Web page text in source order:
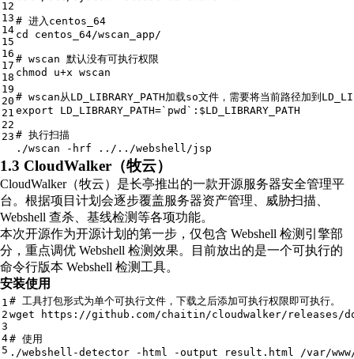
12
13
14
15
16
17
18
19
20
21
22
23
# 进入centos_64
cd centos_64/wscan_app/
# wscan 默认没有可执行权限
chmod u+x wscan
# wscan从LD_LIBRARY_PATH加载so文件，需要将当前路径加到
export LD_LIBRARY_PATH=`pwd`: $LD_LIBRARY_PATH
# 执行扫描
. /wscan -hrf ../ .. /webshell/jsp
1.3 CloudWalker（牧云）
CloudWalker（牧云）是长亭推出的一款开源服务器安全管理平
台。根据项目计划会逐步覆盖服务器资产管理、威胁扫描、
Webshell 查杀、基线检测等各项功能。
本次开源作为开源计划的第一步，仅包含 Webshell 检测引擎部
分，重点调优 Webshell 检测效果。目前放出的是一个可执行的
命令行版本 Webshell 检测工具。
安装使用
1
2
3
4
5
# 工具打包形式为单个可执行文件，下载之后添加可执行权限即可执行。
wget https: //github.com/chaitin/cloudwalker/releases/
# 使用
. /webshell-detector -html -output result.html /var/